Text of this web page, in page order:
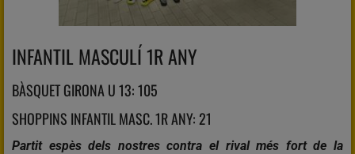
INFANTIL MASCULÍ 1R ANY
BÀSQUET GIRONA U 13: 105
SHOPPINS INFANTIL MASC. 1R ANY: 21
Partit espès dels nostres contra el rival més fort de la